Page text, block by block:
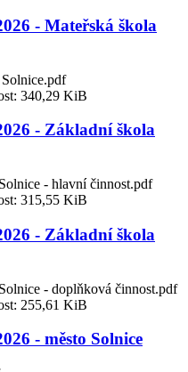
- Mateřská škola
340,29 KiB
- Základní škola
- hlavní činnost.pdf
315,55 KiB
- Základní škola
- doplňková činnost.pdf
255,61 KiB
- město Solnice